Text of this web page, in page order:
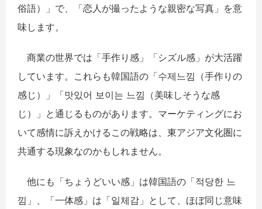
俗語）」で、「恋人が撮ったような親密な写真」を意
味します。
商業の世界では「手作り感」「シズル感」が大活躍
しています。これらも韓国語の「수제느낌（手作りの
感じ）」「맛있어 보이는 느낌（美味しそうな感
じ）」と通じるものがあります。マーケティングにお
いて感情に訴えかけるこの戦略は、東アジア文化圏に
共通する現象なのかもしれません。
他にも「ちょうどいい感」は韓国語の「적당한 느
낌」、「一体感」は「일체감」として、ほぼ同じ意味